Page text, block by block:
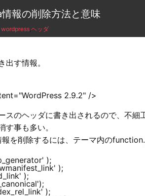
報の削除方法と意味
wordpress,ヘッダ
す情報。
のヘッダに書き出されるので、不細
事も多い。
を削除するには、テーマ内の
);
);
);
);